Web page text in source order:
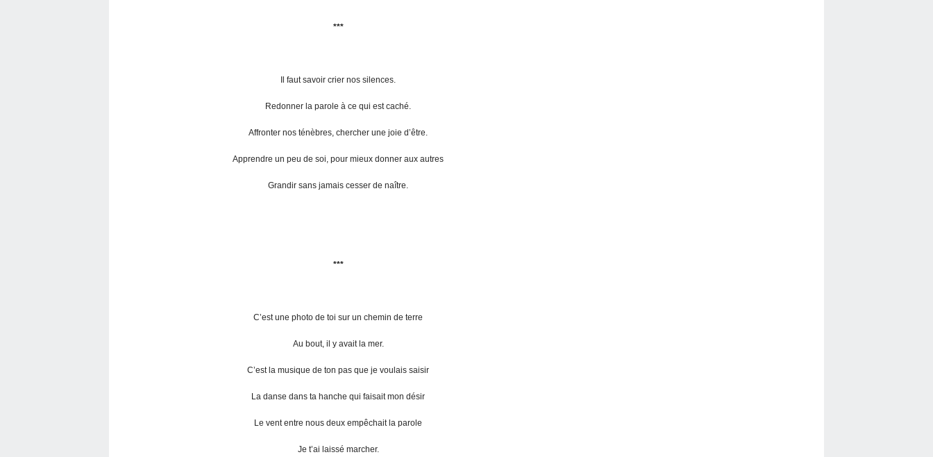
***
Il faut savoir crier nos silences.
Redonner la parole à ce qui est caché.
Affronter nos ténèbres, chercher une joie d’être.
Apprendre un peu de soi, pour mieux donner aux autres
Grandir sans jamais cesser de naître.
***
C’est une photo de toi sur un chemin de terre
Au bout, il y avait la mer.
C’est la musique de ton pas que je voulais saisir
La danse dans ta hanche qui faisait mon désir
Le vent entre nous deux empêchait la parole
Je t’ai laissé marcher.